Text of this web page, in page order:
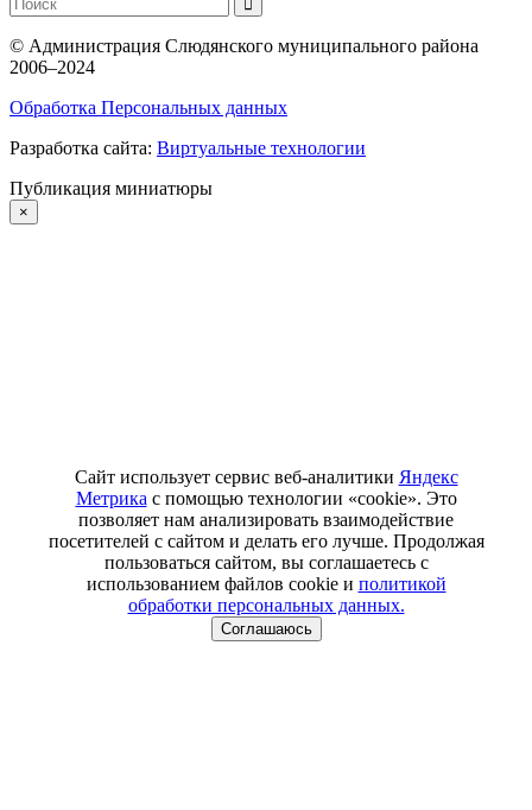
© Администрация Слюдянского муниципального района
2006–2024
Обработка Персональных данных
Разработка сайта: Виртуальные технологии
Публикация миниатюры
×
Сайт использует сервис веб-аналитики Яндекс
Метрика с помощью технологии «cookie». Это
позволяет нам анализировать взаимодействие
посетителей с сайтом и делать его лучше. Продолжая
пользоваться сайтом, вы соглашаетесь с
использованием файлов cookie и политикой
обработки персональных данных.
Соглашаюсь